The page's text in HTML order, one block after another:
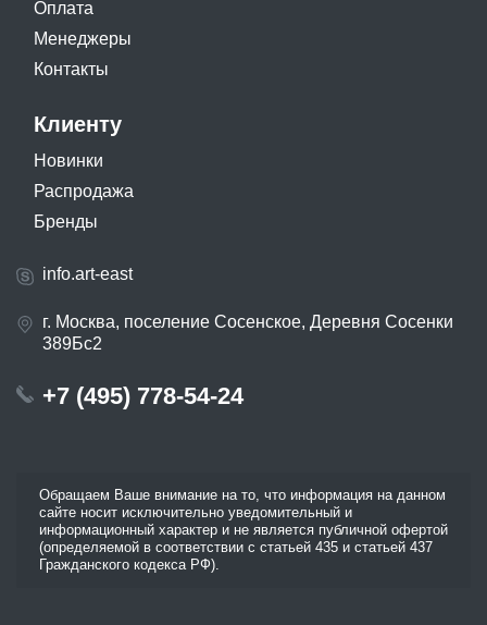
Оплата
Менеджеры
Контакты
Клиенту
Новинки
Распродажа
Бренды
info.art-east
г. Москва, поселение Сосенское, Деревня Сосенки
389Бс2
+7 (495) 778-54-24
Обращаем Ваше внимание на то, что информация на данном
сайте носит исключительно уведомительный и
информационный характер и не является публичной офертой
(определяемой в соответствии с статьей 435 и статьей 437
Гражданского кодекса РФ).